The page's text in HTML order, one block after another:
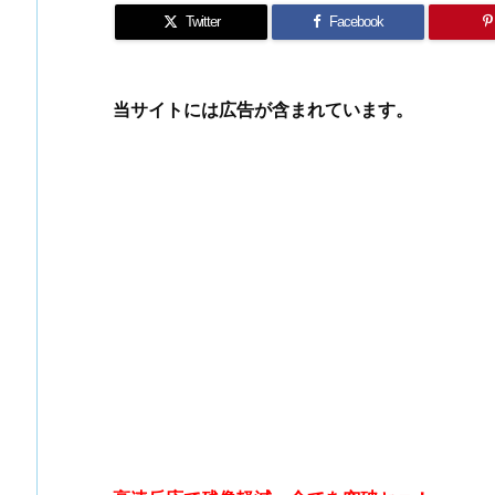
Twitter Facebook
当サイトには広告が含まれています。